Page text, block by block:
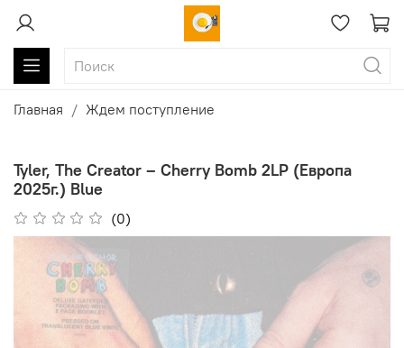
Главная Ждем поступление
Tyler, The Creator ‎– Cherry Bomb 2LP (Европа
2025г.) Blue
(0)